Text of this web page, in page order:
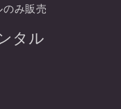
み販売
タル